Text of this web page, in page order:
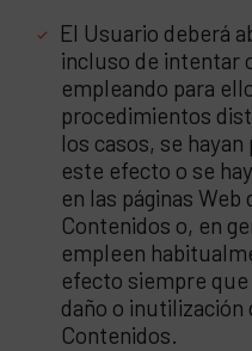
El Usuario deberá
incluso de intentar
empleando para
procedimientos
los casos, se
este efecto o se
en las páginas
Contenidos o, en
empleen
efecto siempre
daño o inutilización
Contenidos.